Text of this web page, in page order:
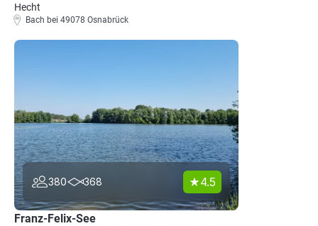
Hecht
Bach bei 49078 Osnabrück
380 368 4.5
Franz-Felix-See